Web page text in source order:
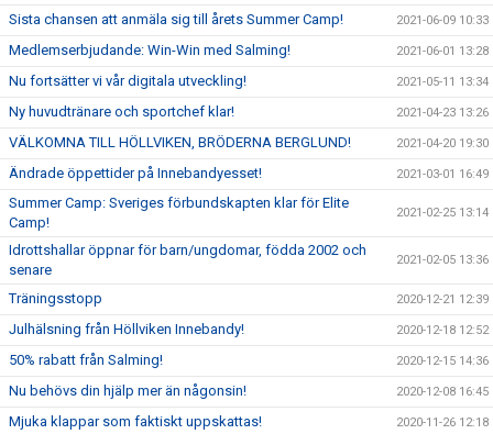
Sista chansen att anmäla sig till årets Summer Camp! 2021-06-09 10:33
Medlemserbjudande: Win-Win med Salming! 2021-06-01 13:28
Nu fortsätter vi vår digitala utveckling! 2021-05-11 13:34
Ny huvudtränare och sportchef klar! 2021-04-23 13:26
VÄLKOMNA TILL HÖLLVIKEN, BRÖDERNA BERGLUND! 2021-04-20 19:30
Ändrade öppettider på Innebandyesset! 2021-03-01 16:49
Summer Camp: Sveriges förbundskapten klar för Elite
Camp!
2021-02-25 13:14
Idrottshallar öppnar för barn/ungdomar, födda 2002 och
senare
2021-02-05 13:36
Träningsstopp 2020-12-21 12:39
Julhälsning från Höllviken Innebandy! 2020-12-18 12:52
50% rabatt från Salming! 2020-12-15 14:36
Nu behövs din hjälp mer än någonsin! 2020-12-08 16:45
Mjuka klappar som faktiskt uppskattas! 2020-11-26 12:18